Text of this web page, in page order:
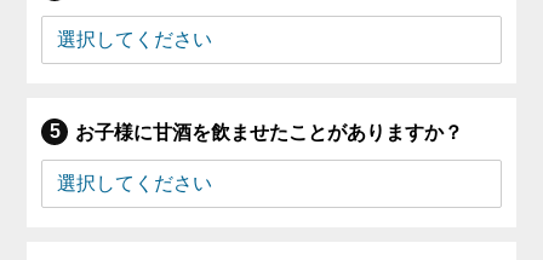
お子様に甘酒を飲ませたことがありますか？